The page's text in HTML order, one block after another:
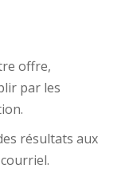
offre,
par les
résultats aux